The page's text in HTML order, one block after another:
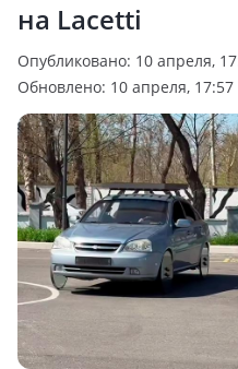
на Lacetti
Опубликовано: 10 апреля,
Обновлено: 10 апреля, 17:57